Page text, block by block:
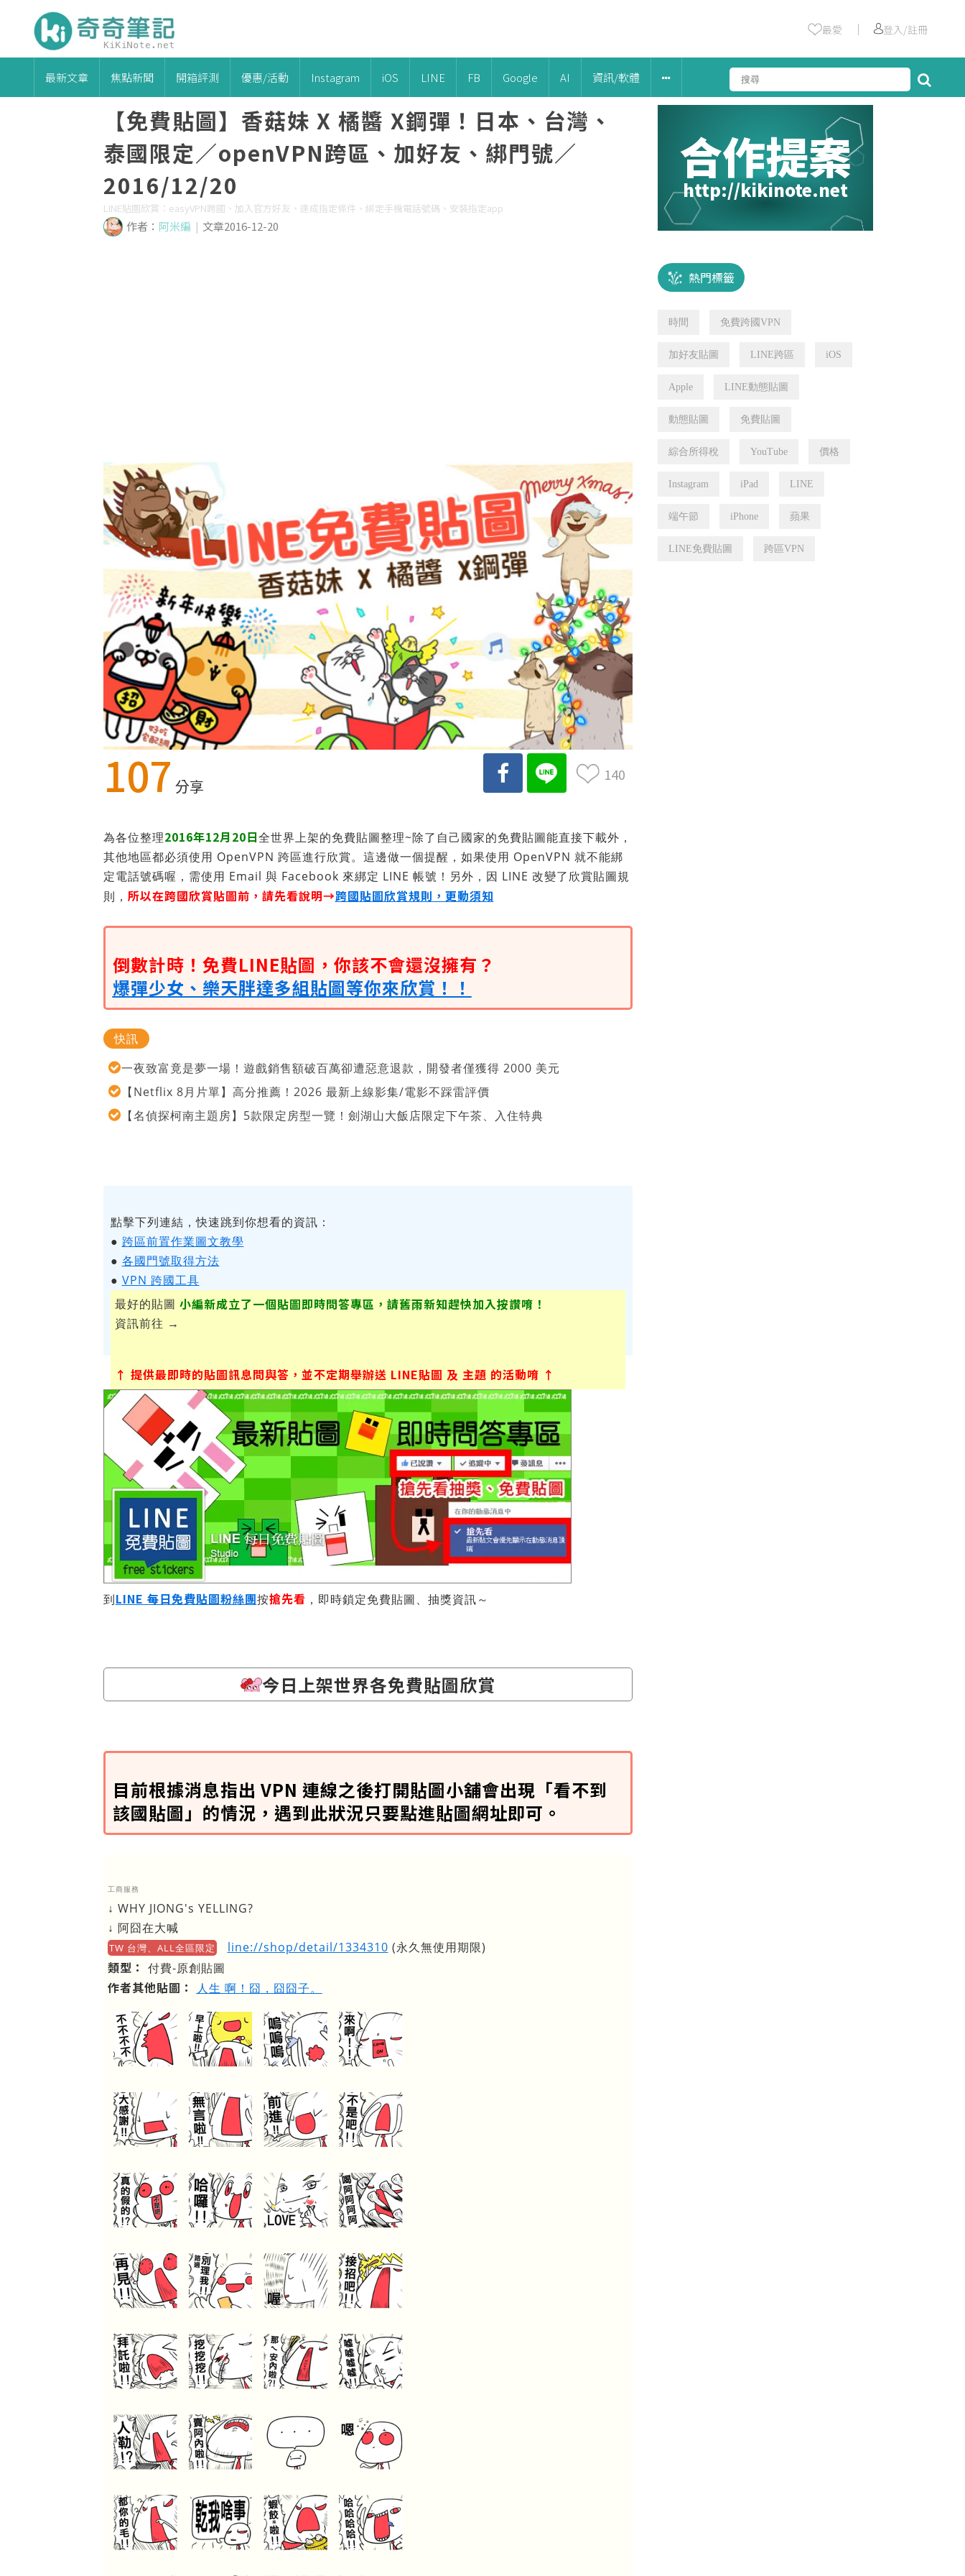
最愛 ｜ 登入/註冊
最新文章 焦點新聞 開箱評測 優惠/活動 Instagram iOS LINE FB Google AI 資訊/軟體
合作提案
http://kikinote.net
熱門標籤
時間 免費跨國VPN
加好友貼圖 LINE跨區 iOS
Apple LINE動態貼圖
動態貼圖 免費貼圖
綜合所得稅 YouTube 價格
Instagram iPad LINE
端午節 iPhone 蘋果
LINE免費貼圖 跨區VPN
【免費貼圖】香菇妹 X 橘醬 X鋼彈！日本、台灣、
泰國限定／openVPN跨區、加好友、綁門號／
2016/12/20
LINE貼圖欣賞：easyVPN跨國、加入官方好友、達成指定條件、綁定手機電話號碼、安裝指定app
作者： 阿米編 | 文章2016-12-20
107 分享
140
為各位整理2016年12月20日全世界上架的免費貼圖整理~除了自己國家的免費貼圖能直接下載外，
其他地區都必須使用 OpenVPN 跨區進行欣賞。這邊做一個提醒，如果使用 OpenVPN 就不能綁
定電話號碼喔，需使用 Email 與 Facebook 來綁定 LINE 帳號！另外，因 LINE 改變了欣賞貼圖規
則， 所以在跨國欣賞貼圖前，請先看說明→跨國貼圖欣賞規則，更動須知
倒數計時！免費LINE貼圖，你該不會還沒擁有？
爆彈少女、樂天胖達多組貼圖等你來欣賞！！
快訊
一夜致富竟是夢一場！遊戲銷售額破百萬卻遭惡意退款，開發者僅獲得 2000 美元
【Netflix 8月片單】高分推薦！2026 最新上線影集/電影不踩雷評價
【名偵探柯南主題房】5款限定房型一覽！劍湖山大飯店限定下午茶、入住特典
點擊下列連結，快速跳到你想看的資訊：
● 跨區前置作業圖文教學
● 各國門號取得方法
● VPN 跨國工具
小編新成立了一個貼圖即時問答專區，請舊雨新知趕快加入按讚唷！
最好的貼圖
資訊前往 →
↑ 提供最即時的貼圖訊息問與答，並不定期舉辦送 LINE貼圖 及 主題 的活動唷 ↑
到LINE 每日免費貼圖粉絲團按搶先看 ，即時鎖定免費貼圖、抽獎資訊～
今日上架世界各免費貼圖欣賞
目前根據消息指出 VPN 連線之後打開貼圖小舖會出現「看不到
該國貼圖」的情況，遇到此狀況只要點進貼圖網址即可。
工商服務
↓ WHY JIONG's YELLING?
↓ 阿囧在大喊
TW 台灣、ALL全區限定 line://shop/detail/1334310 (永久無使用期限)
類型： 付費-原創貼圖
作者其他貼圖： 人生 啊！囧，囧囧子。